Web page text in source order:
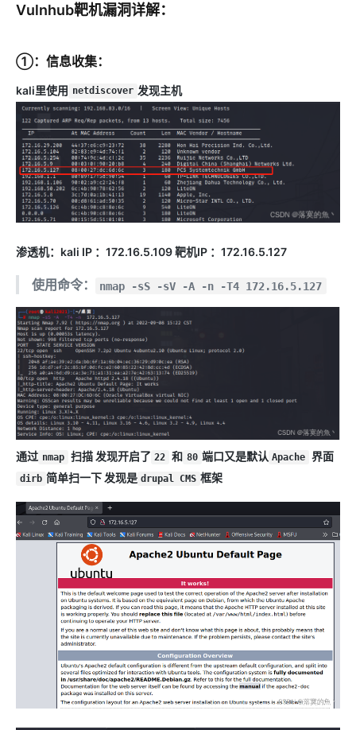
Vulnhub靶机漏洞详解：
①：信息收集：
kali里使用 netdiscover 发现主机
渗透机：kali IP ：172.16.5.109 靶机IP ：172.16.5.127
使用命令： nmap -sS -sV -A -n -T4 172.16.5.127
通过 nmap 扫描 发现开启了 22 和 80 端口又是默认 Apache 界面
dirb 简单扫一下 发现是 drupal CMS 框架